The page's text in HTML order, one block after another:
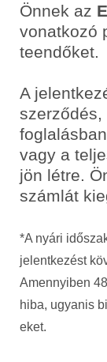
Önnek az
vonatkozó
teendőket.
A
vagy a
jön létre.
számlát
*A nyári
jelentkezést
Amennyiben
hiba, ugyanis
eket.